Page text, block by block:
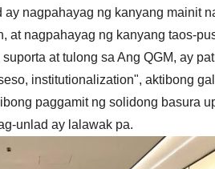
nagpahayag ng kanyang mainit
at nagpahayag ng kanyang taos-
at tulong sa Ang QGM, ay
institutionalization", aktibong
paggamit ng solidong basura
unlad ay lalawak pa.